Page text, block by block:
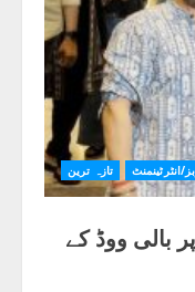
تازہ ترین انٹرٹینمنٹ
بالی ووڈ کے